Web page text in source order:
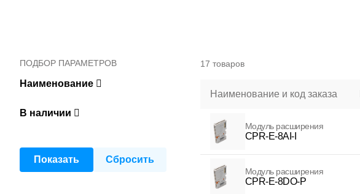
ПОДБОР ПАРАМЕТРОВ
Наименование
В наличии
17 товаров
Наименование и код заказа
Модуль расширения
CPR-E-8AI-I
Модуль расширения
CPR-E-8DO-P